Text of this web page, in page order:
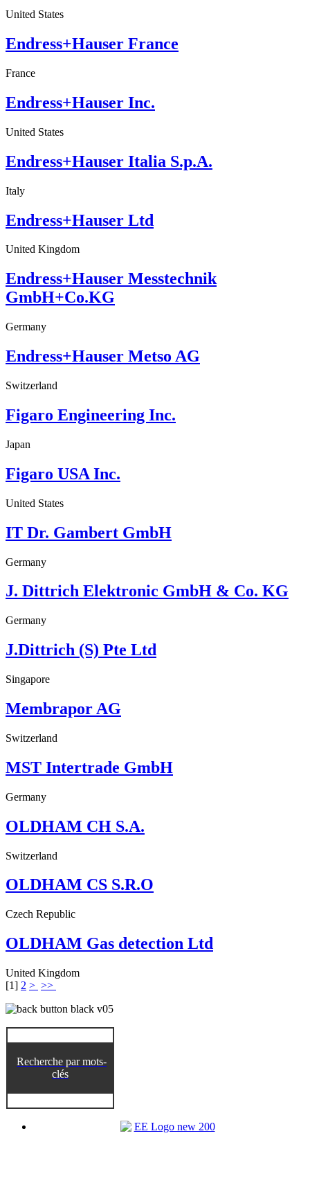
United States
Endress+Hauser France
France
Endress+Hauser Inc.
United States
Endress+Hauser Italia S.p.A.
Italy
Endress+Hauser Ltd
United Kingdom
Endress+Hauser Messtechnik
GmbH+Co.KG
Germany
Endress+Hauser Metso AG
Switzerland
Figaro Engineering Inc.
Japan
Figaro USA Inc.
United States
IT Dr. Gambert GmbH
Germany
J. Dittrich Elektronic GmbH & Co. KG
Germany
J.Dittrich (S) Pte Ltd
Singapore
Membrapor AG
Switzerland
MST Intertrade GmbH
Germany
OLDHAM CH S.A.
Switzerland
OLDHAM CS S.R.O
Czech Republic
OLDHAM Gas detection Ltd
United Kingdom
[1] 2 > >>
Recherche par mots-
clés